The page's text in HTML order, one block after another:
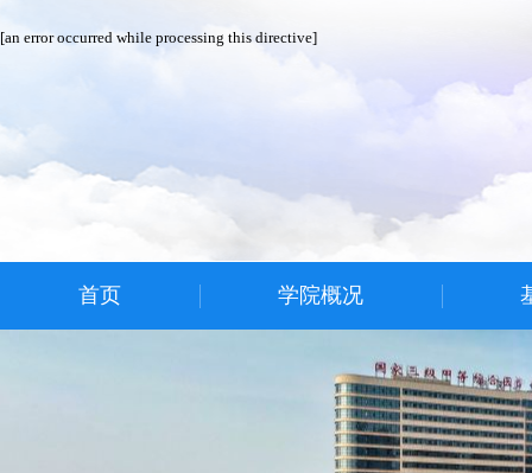
[an error occurred while processing this directive]
首页 学院概况